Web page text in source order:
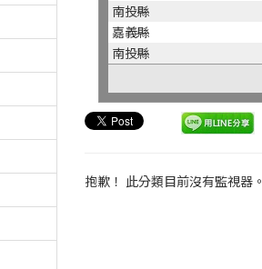
南投縣
嘉義縣
南投縣
抱歉！ 此分類目前沒有監視器。